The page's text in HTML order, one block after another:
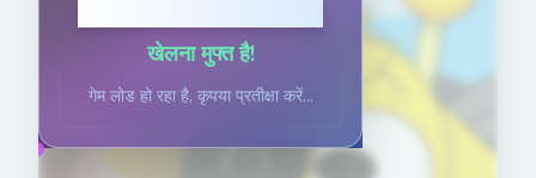
खेलना मुफ्त है!
गेम लोड हो रहा है, कृपया प्रतीक्षा करें...